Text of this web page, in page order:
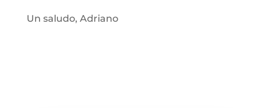
Un saludo, Adriano